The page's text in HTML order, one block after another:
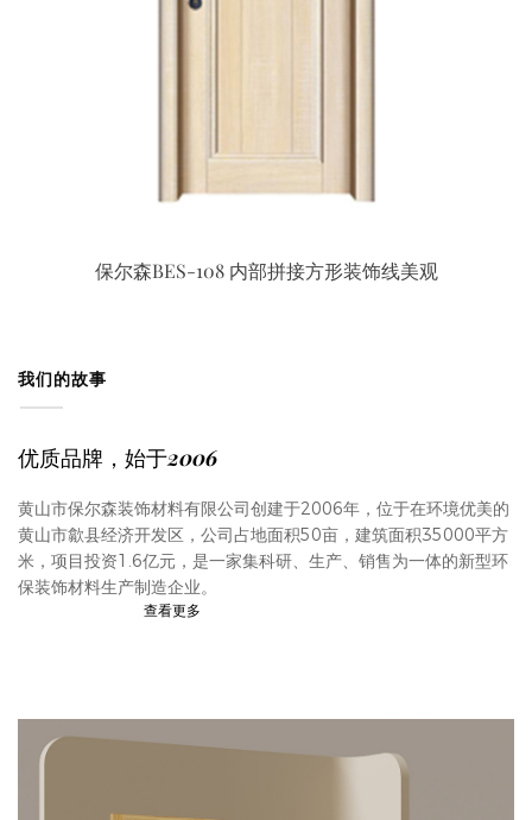
保尔森BES-108 内部拼接方形装饰线美观
我们的故事
优质品牌，始于2006
黄山市保尔森装饰材料有限公司创建于2006年，位于在环境优美的
黄山市歙县经济开发区，公司占地面积50亩，建筑面积35000平方
米，项目投资1.6亿元，是一家集科研、生产、销售为一体的新型环
保装饰材料生产制造企业。
查看更多